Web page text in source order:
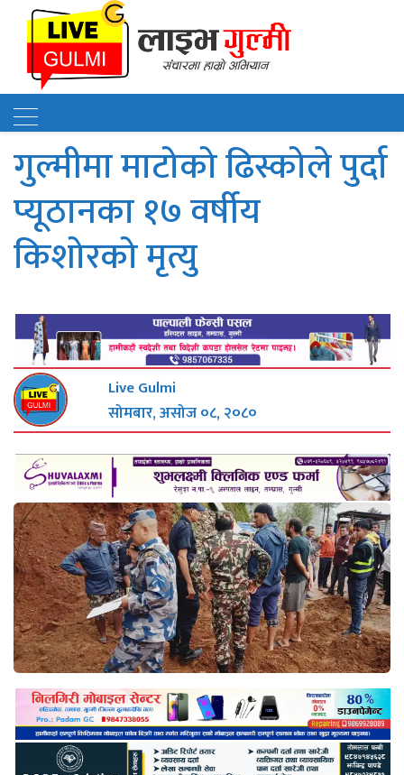
गुल्मीमा माटोको ढिस्कोले पुर्दा
प्यूठानका १७ वर्षीय
किशोरको मृत्यु
Live Gulmi
सोमबार, असोज ०८, २०८०